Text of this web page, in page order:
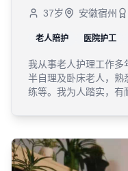
37岁 安徽宿州
老人陪护 医院护工
我从事老人护理工作多
半自理及卧床老人，熟
练等。我为人踏实，有